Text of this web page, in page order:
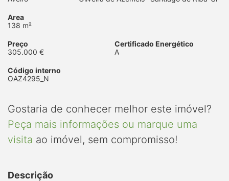
Area
138 m²
Preço
305.000 €
Certificado Energético
A
Código interno
OAZ4295_N
Gostaria de conhecer melhor este imóvel?
Peça mais informações ou marque uma
visita ao imóvel, sem compromisso!
Descrição